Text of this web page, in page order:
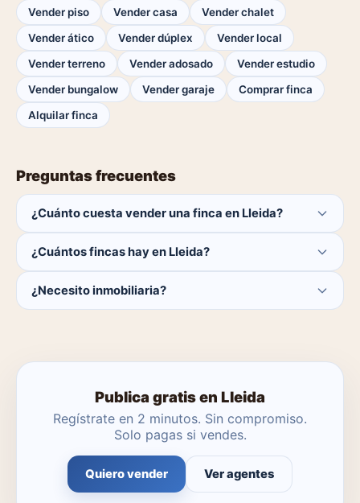
Vender piso Vender casa
Vender chalet
Vender ático
Vender dúplex
Vender local
Vender terreno
Vender adosado
Vender estudio
Vender bungalow
Vender garaje
Comprar finca
Alquilar finca
Preguntas frecuentes
¿Cuánto cuesta vender una finca en Lleida?
cierra la venta.
¿Cuántos fincas hay en Lleida?
catálogo se actualiza a diario.
¿Necesito inmobiliaria?
Publica gratis en Lleida
Regístrate en 2 minutos. Sin compromiso.
Solo pagas si vendes.
Quiero vender Ver agentes